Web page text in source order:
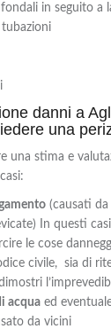
in seguito a
danni a
una
una stima e
(causati da
In questi
le cose
civile, sia di
acqua ed
da vicini